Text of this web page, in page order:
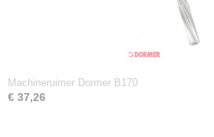
Machineruimer Dormer B170
€ 37,26